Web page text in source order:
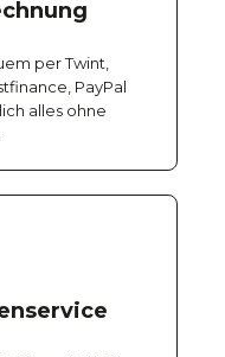
per Twint,
PayPal
alles ohne